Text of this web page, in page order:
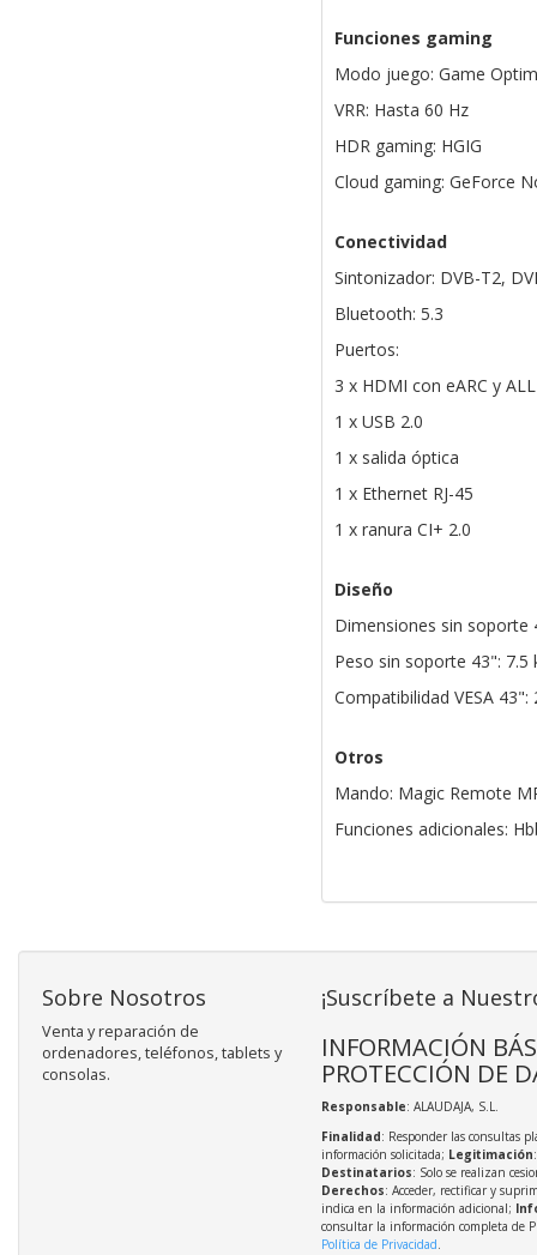
Funciones gaming
Modo juego: Game
VRR: Hasta 60 Hz
HDR gaming: HGIG
Cloud gaming: GeForce
Conectividad
Sintonizador: DVB-T2,
Bluetooth: 5.3
Puertos:
3 x HDMI con eARC y
1 x USB 2.0
1 x salida óptica
1 x Ethernet RJ-45
1 x ranura CI+ 2.0
Diseño
Dimensiones sin soporte
Peso sin soporte 43": 7.5
Compatibilidad VESA
Otros
Mando: Magic Remote
Funciones adicionales:
Sobre Nosotros
Venta y reparación de
ordenadores, teléfonos, tablets y
consolas.
¡Suscríbete a
INFORMACIÓN
PROTECCIÓN DE
Responsable: ALAUDAJA, S.L.
Finalidad: Responder las consultas
información solicitada; Legitimación
Destinatarios: Solo se realizan
Derechos: Acceder, rectificar y
indica en la información adicional;
consultar la información completa de
Política de Privacidad.